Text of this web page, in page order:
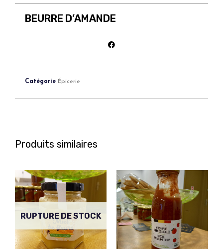
BEURRE D’AMANDE
Catégorie Épicerie
Produits similaires
RUPTURE DE STOCK